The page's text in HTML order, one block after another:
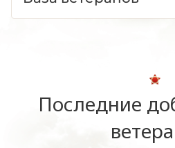
Последние